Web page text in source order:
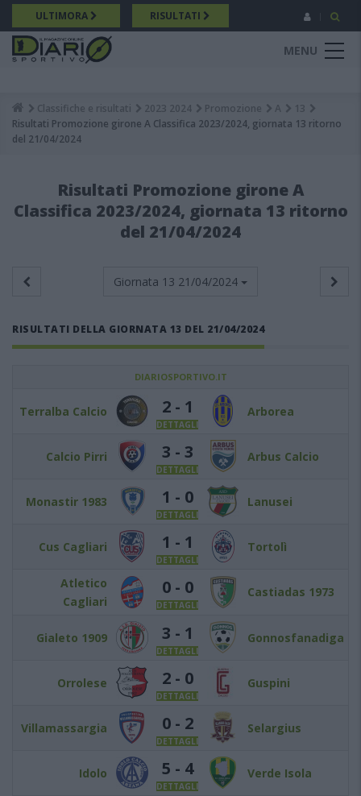
Salta
al
contenuto
principale
ULTIMORA RISULTATI
MENU
Breadcrumb
Classifiche e risultati 2023 2024 Promozione A
13
Risultati Promozione girone A Classifica 2023/2024, giornata 13 ritorno
del 21/04/2024
Risultati Promozione girone A
Classifica 2023/2024, giornata 13 ritorno
del 21/04/2024
Giornata 13 21/04/2024
RISULTATI DELLA GIORNATA 13 DEL 21/04/2024
DIARIOSPORTIVO.IT
Terralba Calcio 2 - 1
DETTAGLI
Arborea
Calcio Pirri 3 - 3
DETTAGLI
Arbus Calcio
Monastir 1983 1 - 0
DETTAGLI
Lanusei
Cus Cagliari 1 - 1
DETTAGLI
Tortolì
Atletico
Cagliari
0 - 0
DETTAGLI
Castiadas 1973
Gialeto 1909 3 - 1
DETTAGLI
Gonnosfanadiga
Orrolese 2 - 0
DETTAGLI
Guspini
Villamassargia 0 - 2
DETTAGLI
Selargius
Idolo 5 - 4
DETTAGLI
Verde Isola